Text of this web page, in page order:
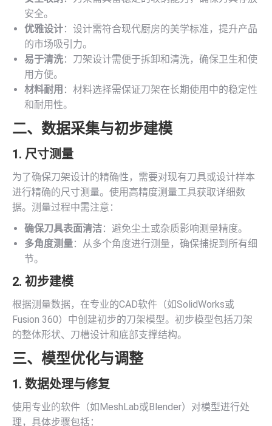
安全。
优雅设计：设计需符合现代厨房的美学标准，提升产品
的市场吸引力。
易于清洗：刀架设计需便于拆卸和清洗，确保卫生和使
用方便。
材料耐用 ：材料选择需保证刀架在长期使用中的稳定性
和耐用性。
二、数据采集与初步建模
1. 尺寸测量
为了确保刀架设计的精确性，需要对现有刀具或设计样本
进行精确的尺寸测量。使用高精度测量工具获取详细数
据。测量过程中需注意：
确保刀具表面清洁：避免尘土或杂质影响测量精度。
多角度测量：从多个角度进行测量，确保捕捉到所有细
节。
2. 初步建模
根据测量数据，在专业的CAD软件（如SolidWorks或
Fusion 360）中创建初步的刀架模型。初步模型包括刀架
的整体形状、刀槽设计和底部支撑结构。
三、模型优化与调整
1. 数据处理与修复
使用专业的软件（如MeshLab或Blender）对模型进行处
理，具体步骤包括：